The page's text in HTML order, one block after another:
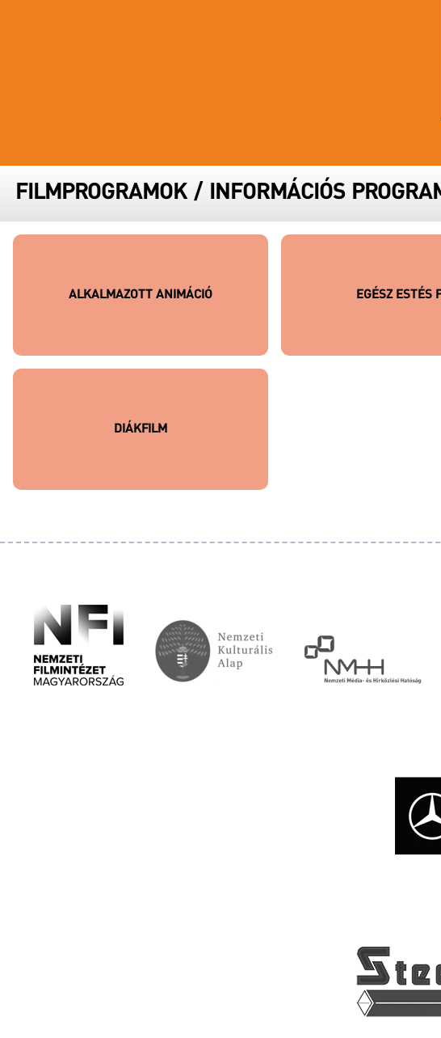
FILMPROGRAMOK/ INFORMÁCIÓS
ALKALMAZOTT ANIMÁCIÓ EGÉSZ ESTÉS
DIÁKFILM